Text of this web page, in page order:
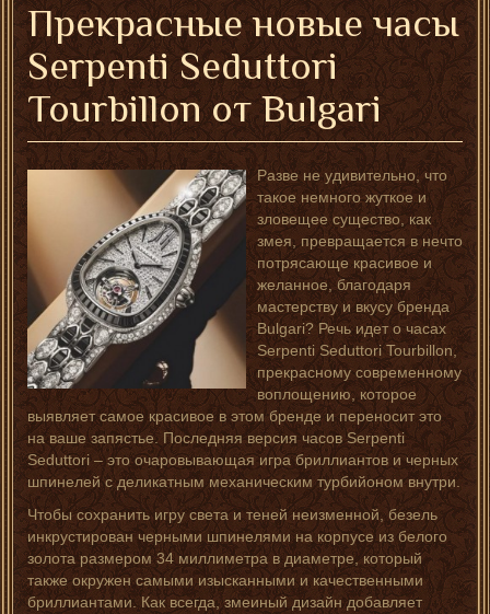
Прекрасные новые часы
Serpenti Seduttori
Tourbillon от Bulgari
Разве не удивительно, что
такое немного жуткое и
зловещее существо, как
змея, превращается в нечто
потрясающе красивое и
желанное, благодаря
мастерству и вкусу бренда
Bulgari? Речь идет о часах
Serpenti Seduttori Tourbillon,
прекрасному современному
воплощению, которое
выявляет самое красивое в этом бренде и переносит это
на ваше запястье. Последняя версия часов Serpenti
Seduttori – это очаровывающая игра бриллиантов и черных
шпинелей с деликатным механическим турбийоном внутри.
Чтобы сохранить игру света и теней неизменной, безель
инкрустирован черными шпинелями на корпусе из белого
золота размером 34 миллиметра в диаметре, который
также окружен самыми изысканными и качественными
бриллиантами. Как всегда, змеиный дизайн добавляет